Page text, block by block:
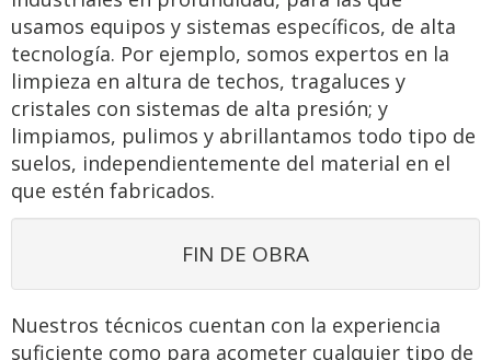
usamos equipos y sistemas específicos, de alta
tecnología. Por ejemplo, somos expertos en la
limpieza en altura de techos, tragaluces y
cristales con sistemas de alta presión; y
limpiamos, pulimos y abrillantamos todo tipo de
suelos, independientemente del material en el
que estén fabricados.
FIN DE OBRA
Nuestros técnicos cuentan con la experiencia
suficiente como para acometer cualquier tipo de